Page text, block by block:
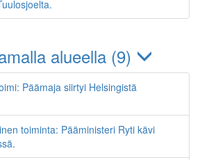
alueella (9)
Päämaja siirtyi Helsingistä
toiminta: Pääministeri Ryti kävi